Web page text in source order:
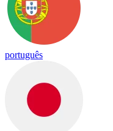
português